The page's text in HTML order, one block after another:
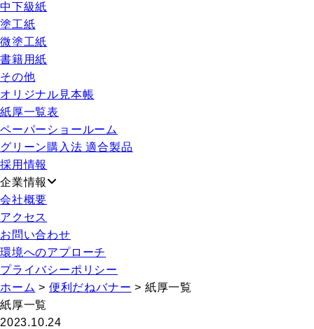
中下級紙
塗工紙
微塗工紙
書籍用紙
その他
オリジナル見本帳
紙厚一覧表
ペーパーショールーム
グリーン購入法 適合製品
採用情報
企業情報
会社概要
アクセス
お問い合わせ
環境へのアプローチ
プライバシーポリシー
ホーム > 便利だねバナー > 紙厚一覧
紙厚一覧
2023.10.24